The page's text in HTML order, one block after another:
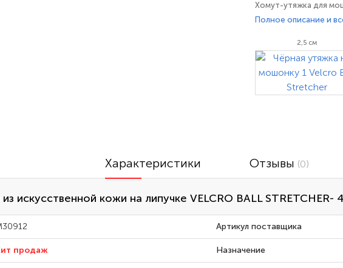
Хомут-утяжка для
искусственной кожи.
расстояние он и
Упаковка: Блистер.
Полное описание и
2,5 см
Характеристики Отзывы (0)
искусственной кожи на липучке VELCRO BALL STRETCHER-
Артикул поставщика
продаж Назначение